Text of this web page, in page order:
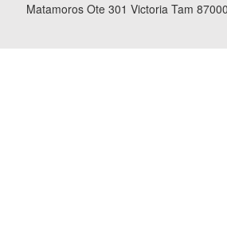
Matamoros Ote 301 Victoria Tam